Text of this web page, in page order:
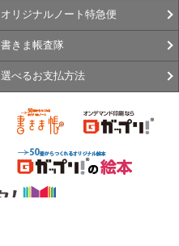
オリジナルノート特急便
書きま帳査隊
選べるお支払方法